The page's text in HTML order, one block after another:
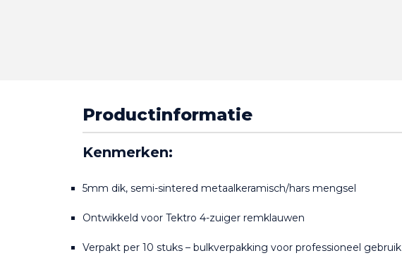
Productinformatie
Kenmerken:
5mm dik, semi-sintered metaalkeramisch/hars mengsel
Ontwikkeld voor Tektro 4-zuiger remklauwen
Verpakt per 10 stuks – bulkverpakking voor professioneel gebruik